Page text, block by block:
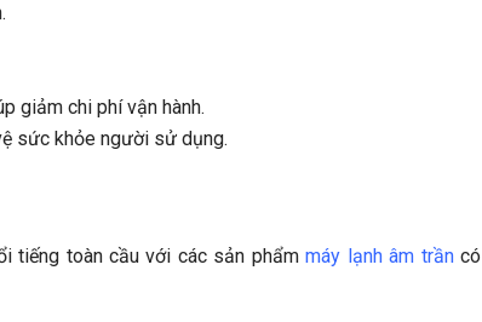
giảm chi phí vận hành.
sức khỏe người sử dụng.
tiếng toàn cầu với các sản phẩmmáy lạnh âm trầncó